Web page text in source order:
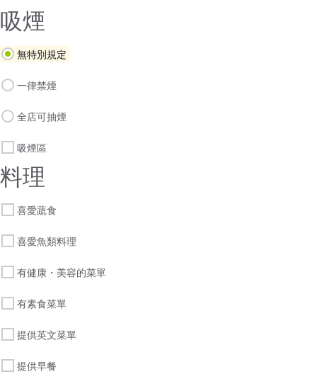
吸煙
無特別規定
一律禁煙
全店可抽煙
吸煙區
料理
喜愛蔬食
喜愛魚類料理
有健康・美容的菜單
有素食菜單
提供英文菜單
提供早餐